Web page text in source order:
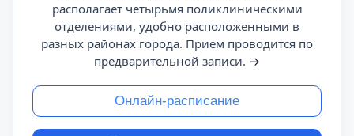
располагает четырьмя поликлиническими
отделениями, удобно расположенными в
разных районах города. Прием проводится по
предварительной записи. →
Онлайн-расписание